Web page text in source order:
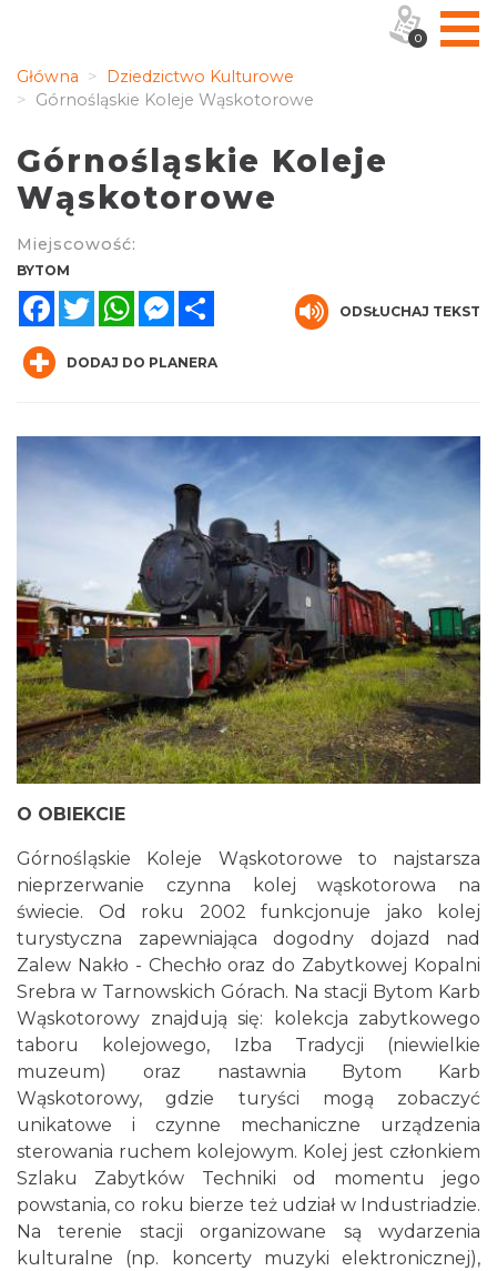
Główna
Dziedzictwo Kulturowe
Górnośląskie Koleje Wąskotorowe
Górnośląskie Koleje
Wąskotorowe
Miejscowość:
BYTOM
FacebookTwitterWhatsAppMessenger
ODSŁUCHAJ TEKST
DODAJ DO PLANERA
O OBIEKCIE
Górnośląskie Koleje Wąskotorowe to najstarsza
nieprzerwanie czynna kolej wąskotorowa na
świecie. Od roku 2002 funkcjonuje jako kolej
turystyczna zapewniająca dogodny dojazd nad
Zalew Nakło - Chechło oraz do Zabytkowej Kopalni
Srebra w Tarnowskich Górach. Na stacji Bytom Karb
Wąskotorowy znajdują się: kolekcja zabytkowego
taboru kolejowego, Izba Tradycji (niewielkie
muzeum) oraz nastawnia Bytom Karb
Wąskotorowy, gdzie turyści mogą zobaczyć
unikatowe i czynne mechaniczne urządzenia
sterowania ruchem kolejowym. Kolej jest członkiem
Szlaku Zabytków Techniki od momentu jego
powstania, co roku bierze też udział w Industriadzie.
Na terenie stacji organizowane są wydarzenia
kulturalne (np. koncerty muzyki elektronicznej),
0